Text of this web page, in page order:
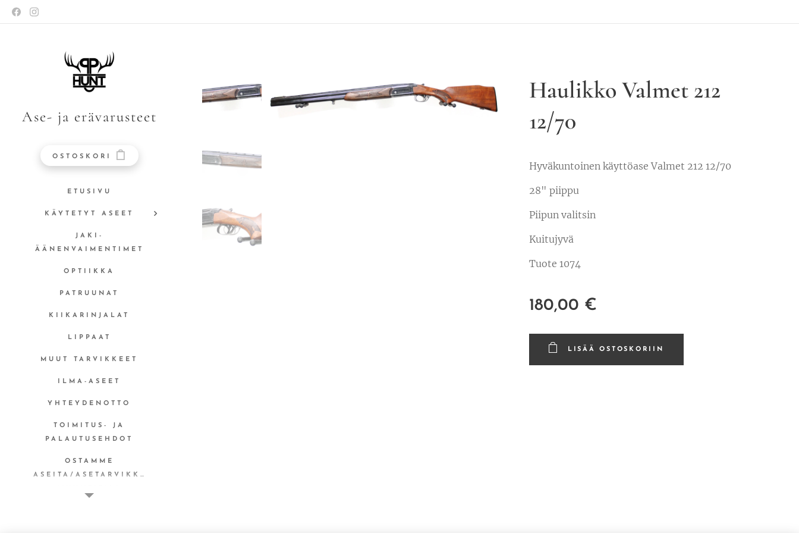
Ase- ja erävarusteet
OSTOSKORI
ETUSIVU
KÄYTETYT ASEET
JAKI-
ÄÄNENVAIMENTIMET
OPTIIKKA
PATRUUNAT
KIIKARINJALAT
LIPPAAT
MUUT TARVIKKEET
ILMA-ASEET
YHTEYDENOTTO
TOIMITUS- JA
PALAUTUSEHDOT
OSTAMME
ASEITA/ASETARVIKKEITA
Haulikko Valmet 212
12/70
Hyväkuntoinen käyttöase Valmet 212 12/70
28" piippu
Piipun valitsin
Kuitujyvä
Tuote 1074
180,00 €
LISÄÄ OSTOSKORIIN